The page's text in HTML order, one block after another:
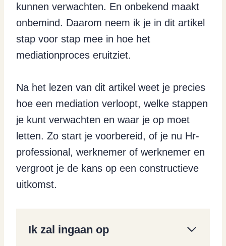
kunnen verwachten. En onbekend maakt
onbemind. Daarom neem ik je in dit artikel
stap voor stap mee in hoe het
mediationproces eruitziet.
Na het lezen van dit artikel weet je precies
hoe een mediation verloopt, welke stappen
je kunt verwachten en waar je op moet
letten. Zo start je voorbereid, of je nu Hr-
professional, werknemer of werknemer en
vergroot je de kans op een constructieve
uitkomst.
Ik zal ingaan op